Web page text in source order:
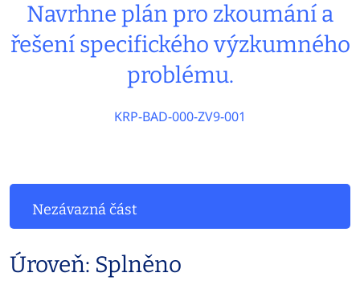
Navrhne plán pro zkoumání a
řešení specifického výzkumného
problému.
KRP-BAD-000-ZV9-001
Nezávazná část
Úroveň: Splněno